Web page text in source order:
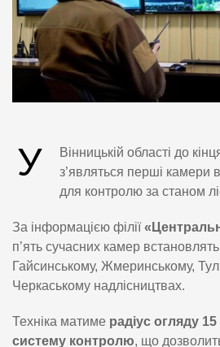
У
Вінницькій області до
з’являться перші камери
для контролю за станом
За інформацією філії
п’ять сучасних камер
Гайсинському, Жмеринському,
Черкаському надлісництвах.
Техніка матиме радіус огляду 15
систему контролю, що